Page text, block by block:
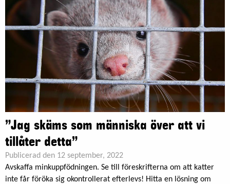
”Jag skäms som människa över att vi
tillåter detta”
Publicerad den 12 september, 2022
Avskaffa minkuppfödningen. Se till föreskrifterna om att katter
inte får föröka sig okontrollerat efterlevs! Hitta en lösning om